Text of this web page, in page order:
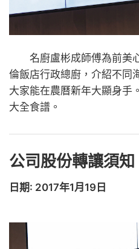
名廚盧彬成師傅為前美
倫飯店行政總廚，介紹不同
大家能在農曆新年大顯身手
大全食譜。
公司股份轉讓須知
日期: 2017年1月19日